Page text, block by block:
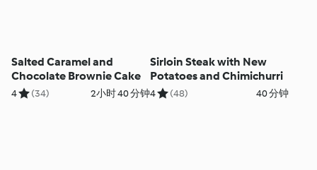
Salted Caramel and
Chocolate Brownie Cake
4 (34) 2小时 40 分钟
Sirloin Steak with New
Potatoes and Chimichurri
4 (48) 40 分钟